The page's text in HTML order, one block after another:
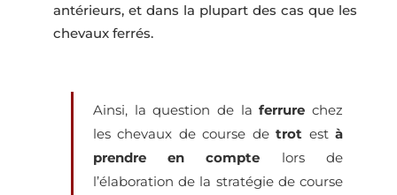
antérieurs, et dans la plupart des cas que les
chevaux ferrés.
Ainsi, la question de laferrure chez
les chevaux de course detrot està
prendre en compte lors de
l’élaboration de la stratégie de course